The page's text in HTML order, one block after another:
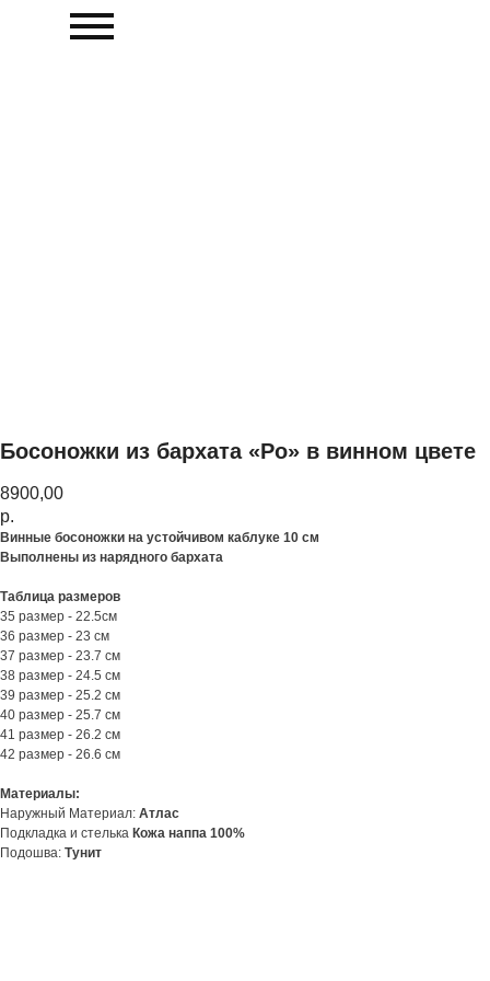
Босоножки из бархата «Ро» в винном цвете
8900,00
р.
Винные босоножки на устойчивом каблуке 10 см
Выполнены из нарядного бархата
Таблица размеров
35 размер - 22.5см
36 размер - 23 см
37 размер - 23.7 см
38 размер - 24.5 см
39 размер - 25.2 см
40 размер - 25.7 см
41 размер - 26.2 см
42 размер - 26.6 см
Материалы:
Наружный Материал: Атлас
Подкладка и стелька Кожа наппа 100%
Подошва: Тунит